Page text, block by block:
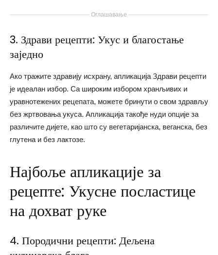
Оглашавање
3. Здрави рецепти: Укус и благостање
заједно
Ако тражите здравију исхрану, апликација Здрави рецепти
је идеалан избор. Са широким избором хранљивих и
уравнотежених рецепата, можете бринути о свом здрављу
без жртвовања укуса. Апликација такође нуди опције за
различите дијете, као што су вегетаријанска, веганска, без
глутена и без лактозе.
Најбоље апликације за
рецепте: Укусне посластице
на дохват руке
4. Породични рецепти: Дељена